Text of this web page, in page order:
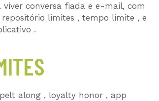
conversa fiada e e-mail, com
limites , tempo limite , e
.
along , loyalty honor , app